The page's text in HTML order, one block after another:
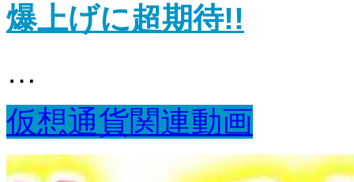
爆上げに超期待!!
…
仮想通貨関連動画